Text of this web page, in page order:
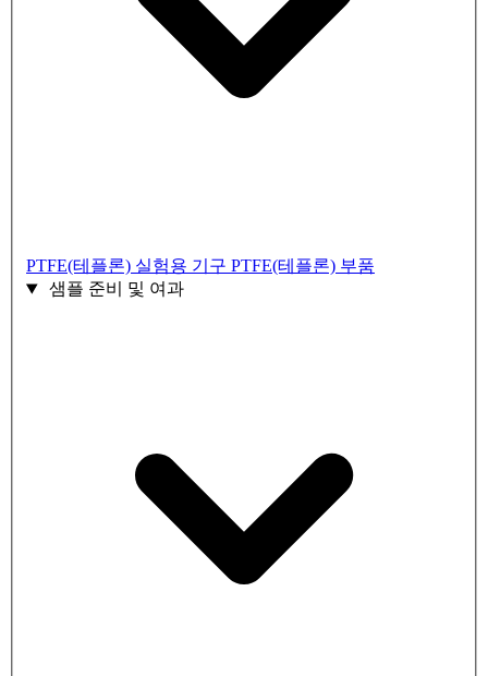
PTFE(테플론) 실험용 기구 PTFE(테플론) 부품
샘플 준비 및 여과